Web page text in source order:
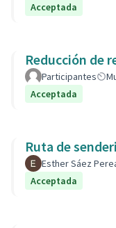
Acceptada
Reducción de
Participantes
Acceptada
Ruta de
Esther Sáez
Acceptada